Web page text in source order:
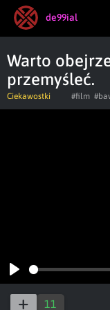
de99ial
Warto
przemyśleć.
Ciekawostki #film
Play
11